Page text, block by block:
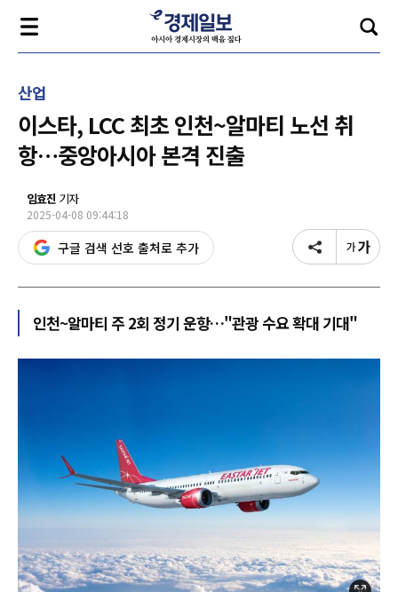
산업
이스타, LCC 최초 인천~알마티 노선 취
항…중앙아시아 본격 진출
임효진 기자
2025-04-08 09:44:18
구글 검색 선호 출처로 추가
인천~알마티 주 2회 정기 운항…"관광 수요 확대 기대"